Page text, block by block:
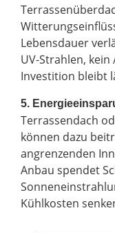
Lebensdauer
UV-Strahlen,
Investition bleibt
5.
Terrassendach
können dazu
angrenzenden
Anbau spendet
Kühlkosten